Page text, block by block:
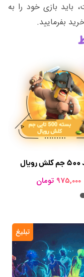
بازی خود را به
بفرمایید.
975,000 تومان
تبلیغ